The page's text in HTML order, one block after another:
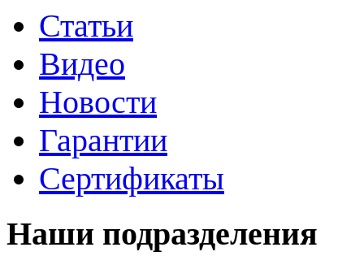
Статьи
Видео
Новости
Гарантии
Сертификаты
Наши подразделения